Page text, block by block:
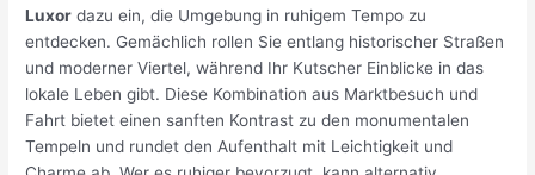
Luxor dazu ein, die Umgebung in ruhigem Tempo zu
entdecken. Gemächlich rollen Sie entlang historischer Straßen
und moderner Viertel, während Ihr Kutscher Einblicke in das
lokale Leben gibt. Diese Kombination aus Marktbesuch und
Fahrt bietet einen sanften Kontrast zu den monumentalen
Tempeln und rundet den Aufenthalt mit Leichtigkeit und